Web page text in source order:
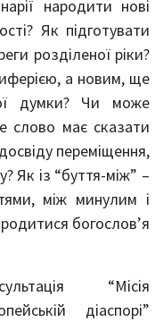
народити нові
Як підготувати
розділеної ріки?
а новим, ще
думки? Чи може
слово має сказати
переміщення,
Як із “буття-між” –
між минулим і
богослов’я
“Місія
діаспорі”